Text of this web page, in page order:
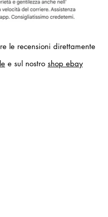
le recensioni direttamente
e sul nostro shop ebay